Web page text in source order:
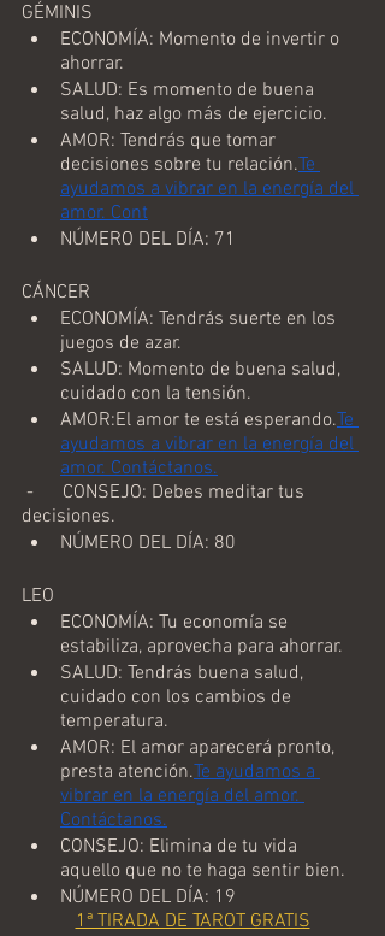
GÉMINIS
ECONOMÍA: Momento de invertir o
ahorrar.
SALUD: Es momento de buena
salud, haz algo más de ejercicio.
AMOR: Tendrás que tomar
decisiones sobre tu relación.Te
ayudamos a vibrar en la energía del
amor. Cont
NÚMERO DEL DÍA: 71
CÁNCER
ECONOMÍA: Tendrás suerte en los
juegos de azar.
SALUD: Momento de buena salud,
cuidado con la tensión.
AMOR:El amor te está esperando.Te
ayudamos a vibrar en la energía del
amor. Contáctanos.
decisiones.
NÚMERO DEL DÍA: 80
LEO
ECONOMÍA: Tu economía se
estabiliza, aprovecha para ahorrar.
SALUD: Tendrás buena salud,
cuidado con los cambios de
temperatura.
AMOR: El amor aparecerá pronto,
presta atención.Te ayudamos a
vibrar en la energía del amor.
Contáctanos.
CONSEJO: Elimina de tu vida
aquello que no te haga sentir bien.
NÚMERO DEL DÍA: 19
1ª TIRADA DE TAROT GRATIS